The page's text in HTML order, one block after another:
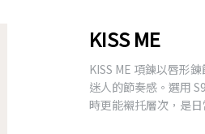
KISS ME
KISS ME 項鍊以唇形
迷人的節奏感。選用
時更能襯托層次，是